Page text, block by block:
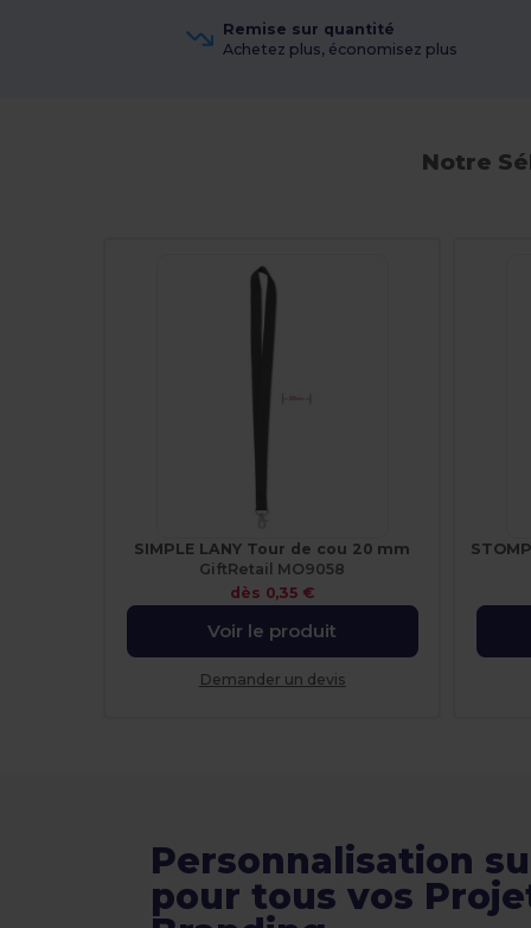
Remise sur quantité
Achetez plus, économisez plus
Notre
SIMPLE LANY Tour de cou 20 mm
GiftRetail MO9058
dès 0,35 €
Voir le produit
Demander un devis
Personnalisation
pour tous vos